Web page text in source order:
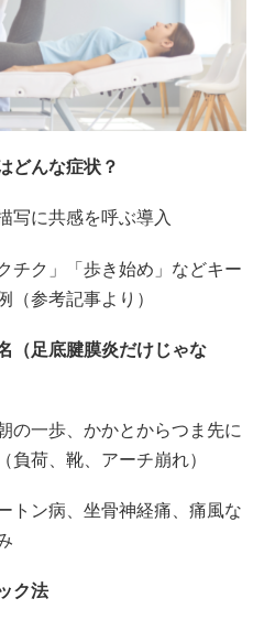
どんな症状？
写に共感を呼ぶ導入
チク」「歩き始め」などキー
（参考記事より）
（足底腱膜炎だけじゃな
の一歩、かかとからつま先に
負荷、靴、アーチ崩れ）
トン病、坐骨神経痛、痛風な
ク法